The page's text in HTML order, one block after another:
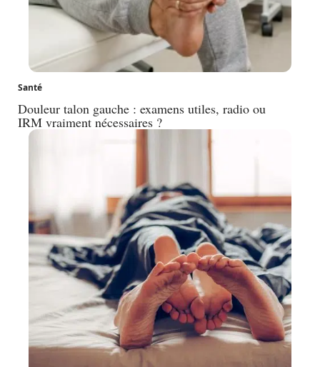
Santé
Douleur talon gauche : examens utiles, radio ou
IRM vraiment nécessaires ?